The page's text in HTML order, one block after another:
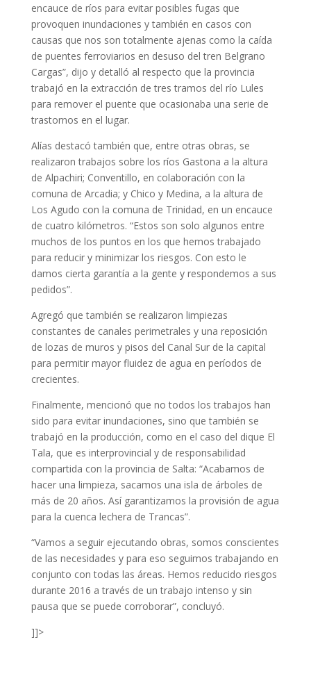
encauce de ríos para evitar posibles fugas que
provoquen inundaciones y también en casos con
causas que nos son totalmente ajenas como la caída
de puentes ferroviarios en desuso del tren Belgrano
Cargas”, dijo y detalló al respecto que la provincia
trabajó en la extracción de tres tramos del río Lules
para remover el puente que ocasionaba una serie de
trastornos en el lugar.
Alías destacó también que, entre otras obras, se
realizaron trabajos sobre los ríos Gastona a la altura
de Alpachiri; Conventillo, en colaboración con la
comuna de Arcadia; y Chico y Medina, a la altura de
Los Agudo con la comuna de Trinidad, en un encauce
de cuatro kilómetros. “Estos son solo algunos entre
muchos de los puntos en los que hemos trabajado
para reducir y minimizar los riesgos. Con esto le
damos cierta garantía a la gente y respondemos a sus
pedidos”.
Agregó que también se realizaron limpiezas
constantes de canales perimetrales y una reposición
de lozas de muros y pisos del Canal Sur de la capital
para permitir mayor fluidez de agua en períodos de
crecientes.
Finalmente, mencionó que no todos los trabajos han
sido para evitar inundaciones, sino que también se
trabajó en la producción, como en el caso del dique El
Tala, que es interprovincial y de responsabilidad
compartida con la provincia de Salta: “Acabamos de
hacer una limpieza, sacamos una isla de árboles de
más de 20 años. Así garantizamos la provisión de agua
para la cuenca lechera de Trancas”.
“Vamos a seguir ejecutando obras, somos conscientes
de las necesidades y para eso seguimos trabajando en
conjunto con todas las áreas. Hemos reducido riesgos
durante 2016 a través de un trabajo intenso y sin
pausa que se puede corroborar”, concluyó.
]]>